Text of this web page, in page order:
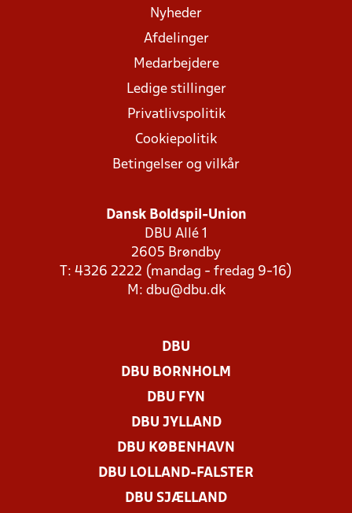
Nyheder
Afdelinger
Medarbejdere
Ledige stillinger
Privatlivspolitik
Cookiepolitik
Betingelser og vilkår
Dansk Boldspil-Union
DBU Allé 1
2605 Brøndby
T: 4326 2222 (mandag - fredag 9-16)
M: dbu@dbu.dk
DBU
DBU BORNHOLM
DBU FYN
DBU JYLLAND
DBU KØBENHAVN
DBU LOLLAND-FALSTER
DBU SJÆLLAND